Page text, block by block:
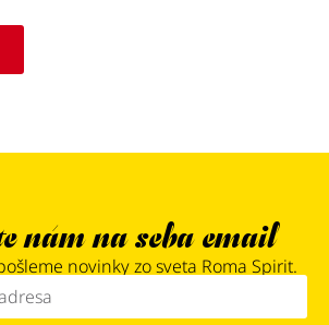
nám na seba email
novinky zo sveta Roma Spirit.